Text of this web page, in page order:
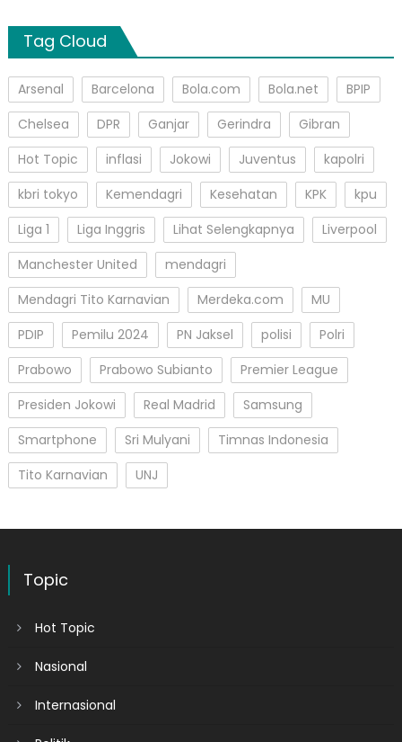
Tag Cloud
Arsenal Barcelona Bola.com Bola.net
BPIP
Chelsea
DPR Ganjar Gerindra
Gibran
Hot Topic
inflasi Jokowi Juventus
kapolri
kbri tokyo
Kemendagri Kesehatan KPK
kpu
Liga 1
Liga Inggris Lihat Selengkapnya
Liverpool
Manchester United
mendagri
Mendagri Tito Karnavian
Merdeka.com
MU
PDIP
Pemilu 2024 PN Jaksel polisi
Polri
Prabowo
Prabowo Subianto
Premier League
Presiden Jokowi
Real Madrid
Samsung
Smartphone
Sri Mulyani
Timnas Indonesia
Tito Karnavian
UNJ
Topic
Hot Topic
Nasional
Internasional